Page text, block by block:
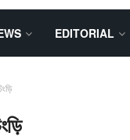
EDITORIAL